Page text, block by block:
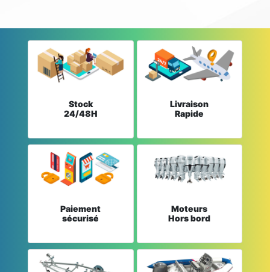
Stock
24/48H
Livraison
Rapide
Paiement
sécurisé
Moteurs
Hors bord